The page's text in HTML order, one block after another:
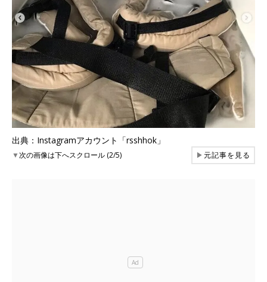
出典：Instagramアカウント「rsshhok」
▼次の画像は下へスクロール (2/5) ▶元記事を見る